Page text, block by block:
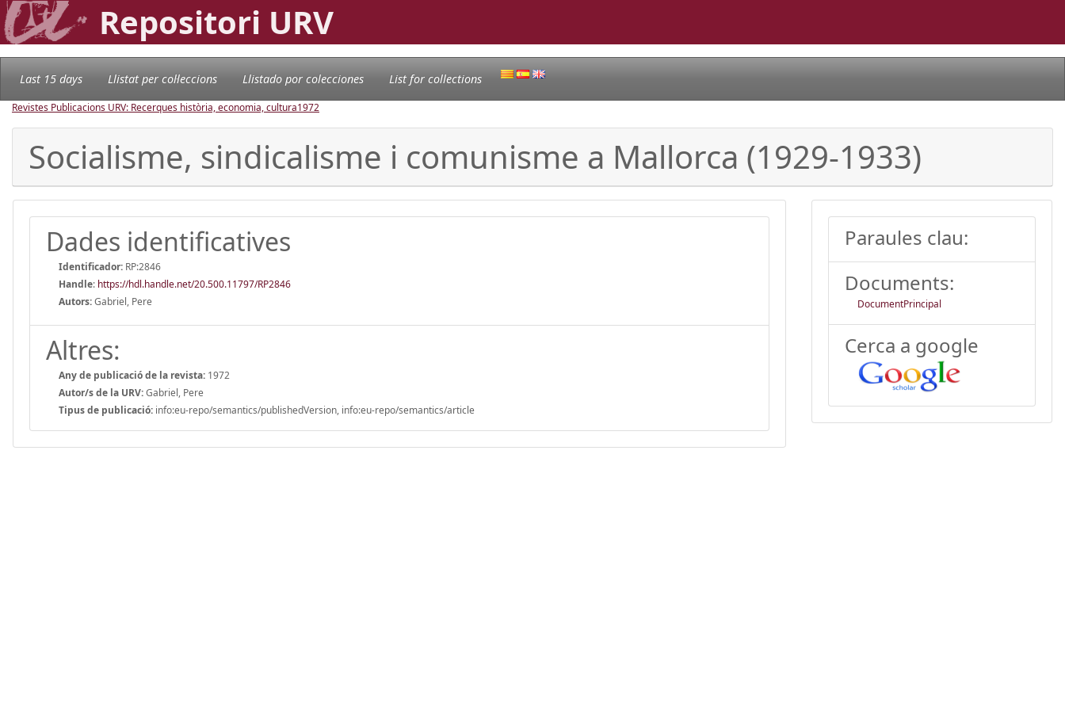
Repositori URV
Last 15 days Llistat per col·leccions Llistado por colecciones List for collections
Revistes Publicacions URV: Recerques història, economia, cultura1972
Socialisme, sindicalisme i comunisme a Mallorca (1929-1933)
Dades identificatives
Identificador: RP:2846
Handle: https://hdl.handle.net/20.500.11797/RP2846
Autors:Gabriel, Pere
Altres:
Any de publicació de la revista: 1972
Autor/s de la URV:Gabriel, Pere
Tipus de publicació: info:eu-repo/semantics/publishedVersion, info:eu-repo/semantics/article
Paraules clau:
Documents:
DocumentPrincipal
Cerca a google